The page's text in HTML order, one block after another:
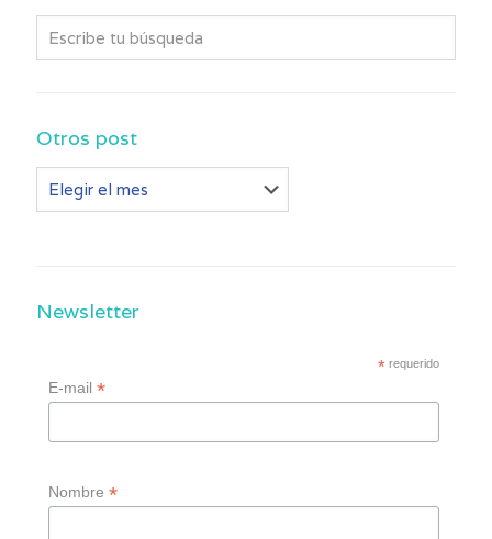
Otros post
post
Newsletter
* requerido
E-mail*
Nombre*